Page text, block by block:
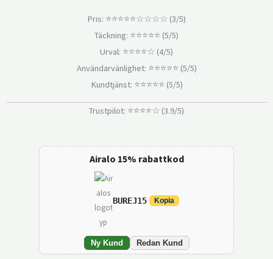
Pris: ⭐⭐⭐⭐⭐☆☆☆☆ (3/5)
Täckning: ⭐⭐⭐⭐⭐ (5/5)
Urval: ⭐⭐⭐⭐☆ (4/5)
Användarvänlighet: ⭐⭐⭐⭐⭐ (5/5)
Kundtjänst: ⭐⭐⭐⭐⭐ (5/5)
Trustpilot: ⭐⭐⭐⭐☆ (3.9/5)
Airalo 15% rabattkod
BUREJ15 Kopia
Ny Kund Redan Kund